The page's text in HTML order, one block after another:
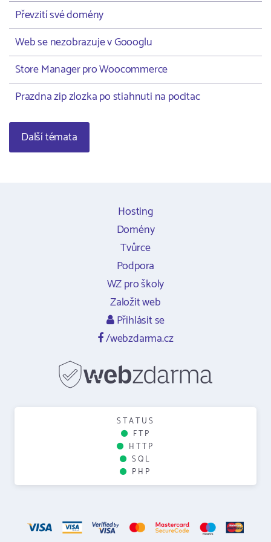
Převzití své domény
Web se nezobrazuje v Goooglu
Store Manager pro Woocommerce
Prazdna zip zlozka po stiahnuti na pocitac
Další témata
Hosting
Domény
Tvůrce
Podpora
WZ pro školy
Založit web
Přihlásit se
/webzdarma.cz
STATUS
FTP
HTTP
SQL
PHP